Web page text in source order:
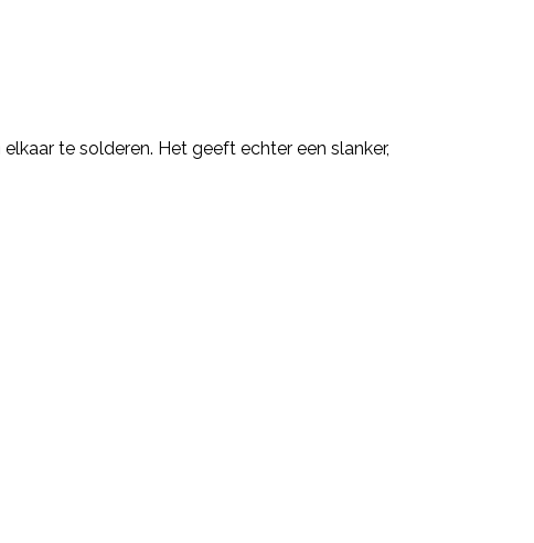
te solderen. Het geeft echter een slanker,